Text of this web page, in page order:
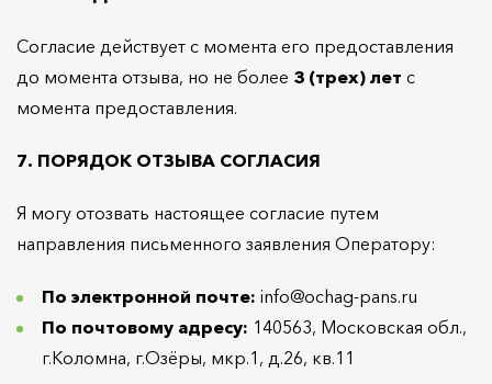
Согласие действует с момента его предоставления
до момента отзыва, но не более 3 (трех) лет с
момента предоставления.
7. ПОРЯДОК ОТЗЫВА СОГЛАСИЯ
Я могу отозвать настоящее согласие путем
направления письменного заявления Оператору:
По электронной почте: info@ochag-pans.ru
По почтовому адресу: 140563, Московская обл.,
г.Коломна, г.Озёры, мкр.1, д.26, кв.11